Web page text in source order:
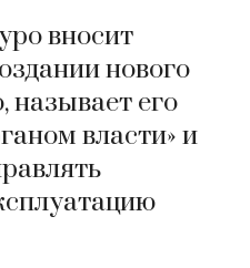
вносит
нового
называет его
власти» и